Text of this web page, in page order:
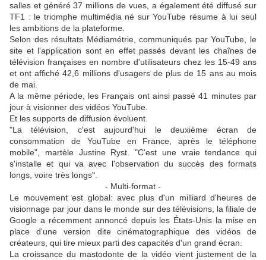
salles et généré 37 millions de vues, a également été diffusé sur
TF1 : le triomphe multimédia né sur YouTube résume à lui seul
les ambitions de la plateforme.
Selon des résultats Médiamétrie, communiqués par YouTube, le
site et l'application sont en effet passés devant les chaînes de
télévision françaises en nombre d'utilisateurs chez les 15-49 ans
et ont affiché 42,6 millions d'usagers de plus de 15 ans au mois
de mai.
A la même période, les Français ont ainsi passé 41 minutes par
jour à visionner des vidéos YouTube.
Et les supports de diffusion évoluent.
"La télévision, c'est aujourd'hui le deuxième écran de
consommation de YouTube en France, après le téléphone
mobile", martèle Justine Ryst. "C'est une vraie tendance qui
s'installe et qui va avec l'observation du succès des formats
longs, voire très longs".
- Multi-format -
Le mouvement est global: avec plus d'un milliard d'heures de
visionnage par jour dans le monde sur des télévisions, la filiale de
Google a récemment annoncé depuis les États-Unis la mise en
place d'une version dite cinématographique des vidéos de
créateurs, qui tire mieux parti des capacités d'un grand écran.
La croissance du mastodonte de la vidéo vient justement de la